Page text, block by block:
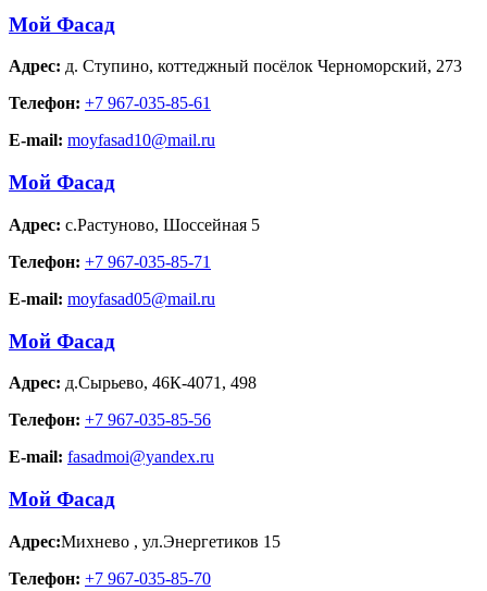
Мой Фасад
Адрес: д. Ступино, коттеджный посёлок Черноморский, 273
Телефон: +7 967-035-85-61
E-mail: moyfasad10@mail.ru
Мой Фасад
Адрес: с.Растуново, Шоссейная 5
Телефон: +7 967-035-85-71
E-mail: moyfasad05@mail.ru
Мой Фасад
Адрес: д.Сырьево, 46К-4071, 498
Телефон: +7 967-035-85-56
E-mail: fasadmoi@yandex.ru
Мой Фасад
Адрес:Михнево , ул.Энергетиков 15
Телефон: +7 967-035-85-70